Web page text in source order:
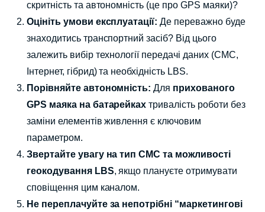
скритність та автономність (це про GPS маяки)?
Оцініть умови експлуатації: Де переважно буде
знаходитись транспортний засіб? Від цього
залежить вибір технології передачі даних (СМС,
Інтернет, гібрид) та необхідність LBS.
Порівняйте автономність: Для прихованого
GPS маяка на батарейках тривалість роботи без
заміни елементів живлення є ключовим
параметром.
Звертайте увагу на тип СМС та можливості
геокодування LBS, якщо плануєте отримувати
сповіщення цим каналом.
Не переплачуйте за непотрібні “маркетингові